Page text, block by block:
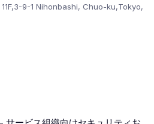
9-1 Nihonbashi, Chuo-ku,Tokyo,